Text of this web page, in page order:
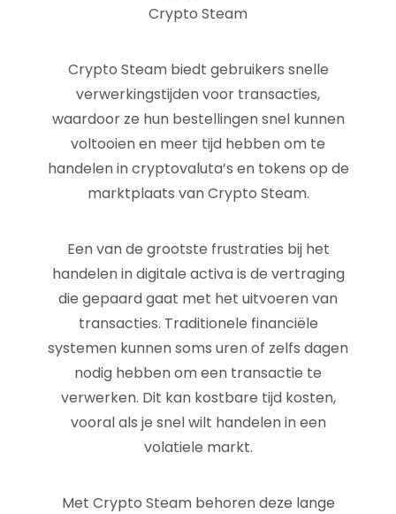
Crypto Steam
Crypto Steam biedt gebruikers snelle
verwerkingstijden voor transacties,
waardoor ze hun bestellingen snel kunnen
voltooien en meer tijd hebben om te
handelen in cryptovaluta’s en tokens op de
marktplaats van Crypto Steam.
Een van de grootste frustraties bij het
handelen in digitale activa is de vertraging
die gepaard gaat met het uitvoeren van
transacties. Traditionele financiële
systemen kunnen soms uren of zelfs dagen
nodig hebben om een transactie te
verwerken. Dit kan kostbare tijd kosten,
vooral als je snel wilt handelen in een
volatiele markt.
Met Crypto Steam behoren deze lange